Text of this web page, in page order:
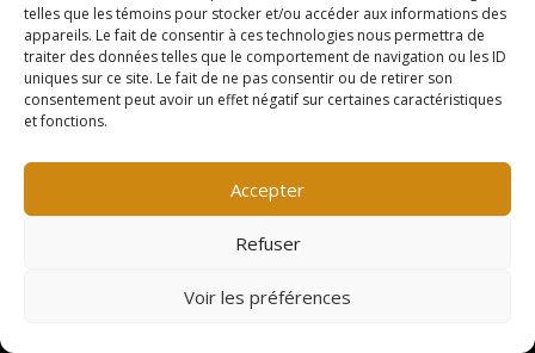
telles que les témoins pour stocker et/ou accéder aux informations des
appareils. Le fait de consentir à ces technologies nous permettra de
traiter des données telles que le comportement de navigation ou les ID
uniques sur ce site. Le fait de ne pas consentir ou de retirer son
consentement peut avoir un effet négatif sur certaines caractéristiques
et fonctions.
Accepter
Refuser
Voir les préférences
EXPÉRIENCE NATURE
Parcours journaliers
Parcours guidés
Hébergements
Oiseaux du Lac St-Pierre
EXPÉRIENCE CORPORATIVE